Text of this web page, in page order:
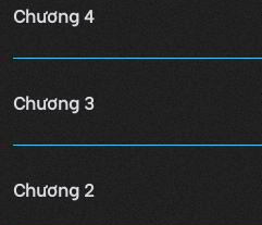
Chương 4
Chương 3
Chương 2